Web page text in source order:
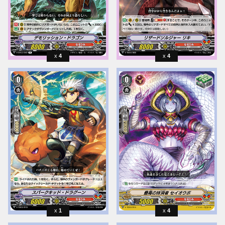
4 4
1 4